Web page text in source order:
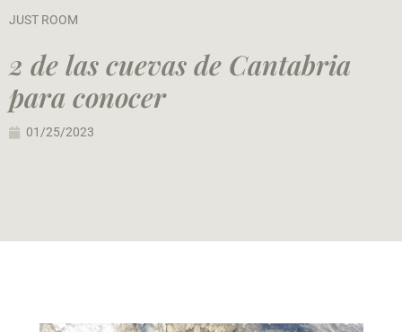
JUST ROOM
2 de las cuevas de Cantabria
para conocer
01/25/2023